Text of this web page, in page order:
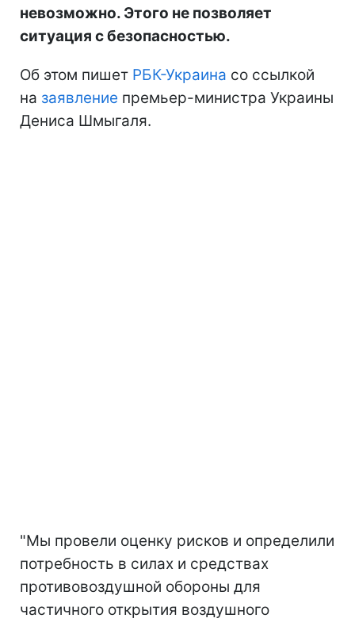
невозможно. Этого не позволяет
ситуация с безопасностью.
Об этом пишет РБК-Украина со ссылкой
на заявление премьер-министра Украины
Дениса Шмыгаля.
"Мы провели оценку рисков и определили
потребность в силах и средствах
противовоздушной обороны для
частичного открытия воздушного